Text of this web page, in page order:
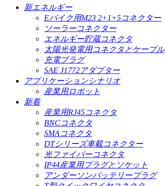
新エネルギー
Eバイク用M23 2+1+5コネクター
ソーラーコネクター
エネルギー貯蔵コネクタ
太陽光発電用コネクタとケーブル
充電プラグ
SAE J1772アダプター
アプリケーションシナリオ
産業用ロボット
新着
産業用RJ45コネクタ
BNCコネクタ
SMAコネクタ
DTシリーズ車載コネクター
光ファイバーコネクタ
IP44産業用プラグとソケット
アンダーソンバッテリープラグ